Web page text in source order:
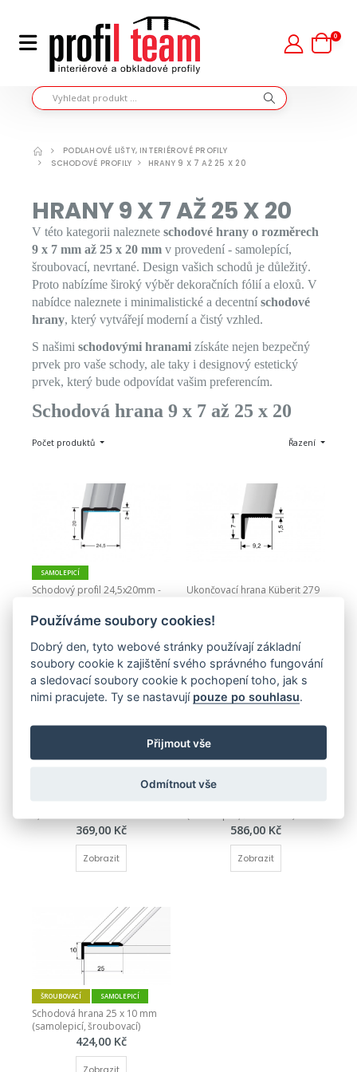
0
PODLAHOVÉ LIŠTY, INTERIÉROVÉ PROFILY
SCHODOVÉ PROFILY
HRANY 9 X 7 AŽ 25 X 20
HRANY 9 X 7 AŽ 25 X 20
V této kategorii naleznete schodové hrany o rozměrech
9 x 7 mm až 25 x 20 mm v provedení - samolepící,
šroubovací, nevrtané. Design vašich schodů je důležitý.
Proto nabízíme široký výběr dekoračních fólií a eloxů. V
nabídce naleznete i minimalistické a decentní schodové
hrany, který vytvářejí moderní a čistý vzhled.
S našimi schodovými hranami získáte nejen bezpečný
prvek pro vaše schody, ale taky i designový estetický
prvek, který bude odpovídat vašim preferencím.
Schodová hrana 9 x 7 až 25 x 20
Počet produktů Řazení
SAMOLEPICÍ
Schodový profil 24,5x20mm -
765,00 Kč
Zobrazit
Ukončovací hrana Küberit 279
Zobrazit
369,00 Kč
Zobrazit
ŠROUBOVACÍ
586,00 Kč
Zobrazit
ŠROUBOVACÍ SAMOLEPICÍ
Schodová hrana 25 x 10 mm
(samolepicí, šroubovací)
424,00 Kč
Používáme soubory cookies!
Dobrý den, tyto webové stránky používají základní
soubory cookie k zajištění svého správného fungování
a sledovací soubory cookie k pochopení toho, jak s
nimi pracujete. Ty se nastavují pouze po souhlasu.
Přijmout vše
Odmítnout vše